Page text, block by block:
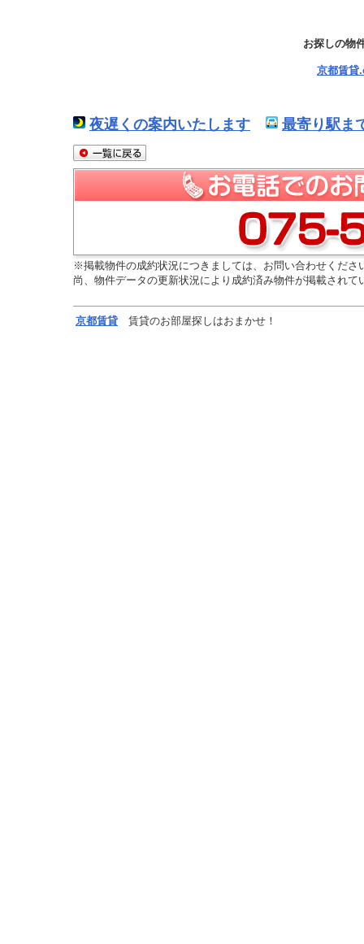
お探しの物
京都賃貸
夜遅くの案内いたします 最寄り駅ま
※掲載物件の成約状況につきましては、お問い合わせくださ
尚、物件データの更新状況により成約済み物件が掲載され
京都賃貸 賃貸のお部屋探しはおまかせ！